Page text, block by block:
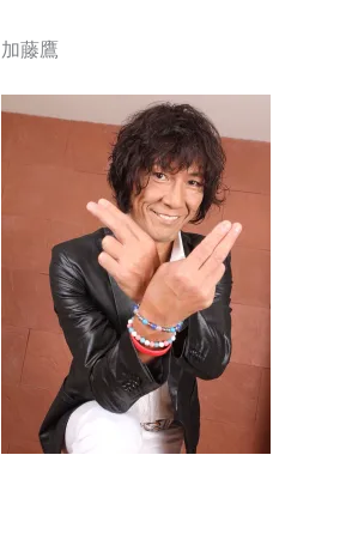
加藤鷹